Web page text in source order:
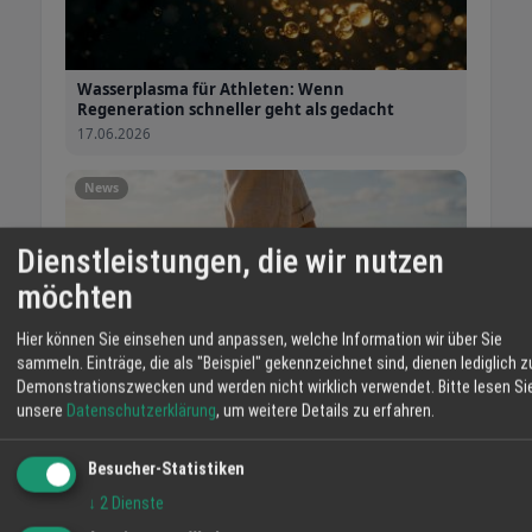
Wohlbefinden und werden nicht nur von Kunden, sondern
auch von Ärzten und Physiotherapeuten geschätzt. Zudem
werden sie vom "Forum Gesunder Rücken - Besser Leben e.
V." und dem Bundesverband Deutscher Rückenschulen
empfohlen.
Wasserplasma
Wasserplasma entsteht durch Elektrolyse von Wasser, bei
der Wassermoleküle in einen energiereicheren Zustand
versetzt werden. In diesem Zustand sind Wasser und
Sauerstoff nicht getrennt (HHO). BeyondScience hat eine
spezielle Elektrolyse für das Qore B-Aggregat entwickelt,
die hochenergetisches Wasser mit einer Vielzahl
bioverfügbarer Elektronen erzeugt. Diese Elektronen
gesundheitsfördernde Eigenschaften, die es von reinem
Wasserstoff (H) und Sauerstoff (O2) unterscheiden.
Wasserplasma für Athleten: Wenn
Regeneration schneller geht als gedacht
17.06.2026
News
Joya im Sommer: Leicht, atmungsaktiv,
17.06.2026
Dienstleistungen, die wir nutzen
möchten
Hier können Sie einsehen und anpassen, welche Information wir über Sie
sammeln. Einträge, die als "Beispiel" gekennzeichnet sind, dienen lediglich
Demonstrationszwecken und werden nicht wirklich verwendet. Bitte lesen
unsere Datenschutzerklärung, um weitere Details zu erfahren.
Besucher-Statistiken
↓ 2 Dienste